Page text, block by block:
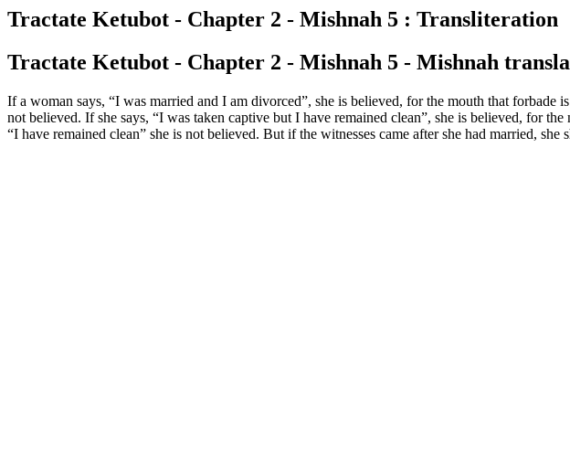
Tractate Ketubot - Chapter 2 - Mishnah 5 : Transliteration
Tractate Ketubot - Chapter 2 - Mishnah 5 - Mishnah
If a woman says, “I was married and I am divorced”, she is believed, for the mouth that forbade
not believed. If she says, “I was taken captive but I have remained clean”, she is believed, for
“I have remained clean” she is not believed. But if the witnesses came after she had married, she